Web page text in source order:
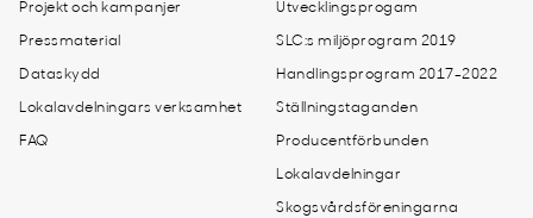
Projekt och kampanjer
Pressmaterial
Dataskydd
Lokalavdelningars verksamhet
FAQ
Utvecklingsprogam
SLC:s miljöprogram 2019
Handlingsprogram 2017-2022
Ställningstaganden
Producentförbunden
Lokalavdelningar
Skogsvårdsföreningarna